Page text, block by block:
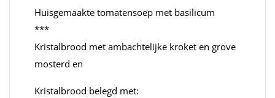
Huisgemaakte tomatensoep met basilicum
***
Kristalbrood met ambachtelijke kroket en grove
mosterd en
Kristalbrood belegd met: